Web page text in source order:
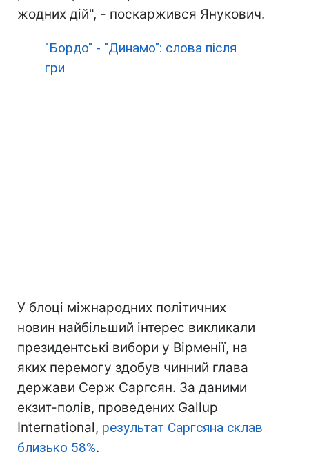
жодних дій", - поскаржився Янукович.
"Бордо" - "Динамо": слова після
гри
У блоці міжнародних політичних
новин найбільший інтерес викликали
президентські вибори у Вірменії, на
яких перемогу здобув чинний глава
держави Серж Саргсян. За даними
екзит-полів, проведених Gallup
International, результат Саргсяна склав
близько 58%.